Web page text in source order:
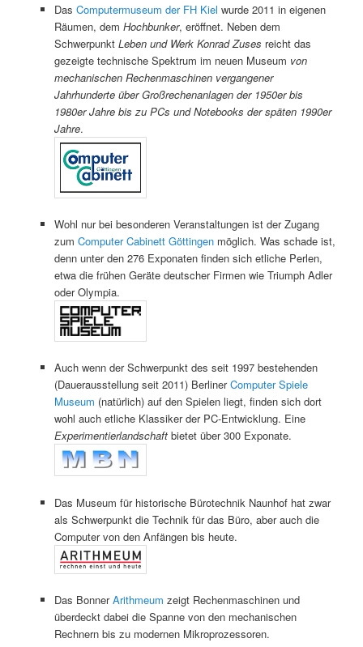
Das Computermuseum der FH Kiel wurde 2011 in eigenen
Räumen, dem Hochbunker, eröffnet. Neben dem
Schwerpunkt Leben und Werk Konrad Zuses reicht das
gezeigte technische Spektrum im neuen Museum von
mechanischen Rechenmaschinen vergangener
Jahrhunderte über Großrechenanlagen der 1950er bis
1980er Jahre bis zu PCs und Notebooks der späten 1990er
Jahre.
Wohl nur bei besonderen Veranstaltungen ist der Zugang
zum Computer Cabinett Göttingenmöglich. Was schade ist,
denn unter den 276 Exponaten finden sich etliche Perlen,
etwa die frühen Geräte deutscher Firmen wie Triumph Adler
oder Olympia.
Auch wenn der Schwerpunkt des seit 1997 bestehenden
(Dauerausstellung seit 2011) BerlinerComputer Spiele
Museum (natürlich) auf den Spielen liegt, finden sich dort
wohl auch etliche Klassiker der PC-Entwicklung. Eine
Experimentierlandschaftbietet über 300 Exponate.
Das Museum für historische Bürotechnik Naunhof hat zwar
als Schwerpunkt die Technik für das Büro, aber auch die
Computer von den Anfängen bis heute.
Das BonnerArithmeum zeigt Rechenmaschinen und
überdeckt dabei die Spanne von den mechanischen
Rechnern bis zu modernen Mikroprozessoren.